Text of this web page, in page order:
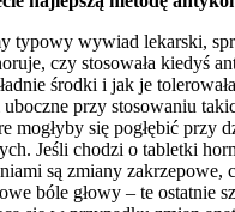
typowy wywiad lekarski,
czy stosowała kiedyś
środki i jak je
uboczne przy stosowaniu
mogłyby się pogłębić przy
Jeśli chodzi o tabletki
są zmiany zakrzepowe,
bóle głowy – te ostatnie